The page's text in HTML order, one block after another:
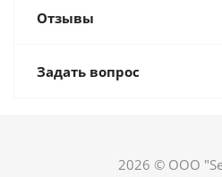
Отзывы
Задать вопрос
2026 © ООО